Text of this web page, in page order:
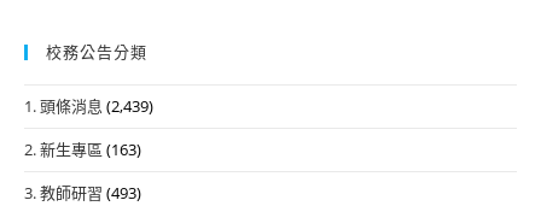
校務公告分類
1. 頭條消息 (2,439)
2. 新生專區 (163)
3. 教師研習 (493)